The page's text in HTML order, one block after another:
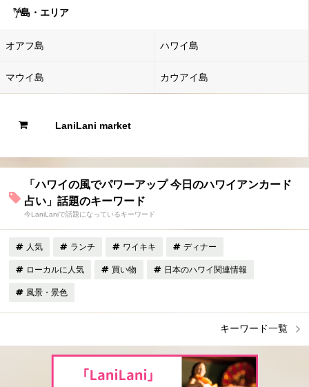
島・エリア
オアフ島 ハワイ島
マウイ島 カウアイ島
LaniLani market
「ハワイの風でパワーアップ 今日のハワイアンカード
占い」話題のキーワード
今LaniLaniで話題になっているキーワード
人気 ランチ ワイキキ ディナー
ローカルに人気 買い物 日本のハワイ関連情報
風景・景色
キーワード一覧